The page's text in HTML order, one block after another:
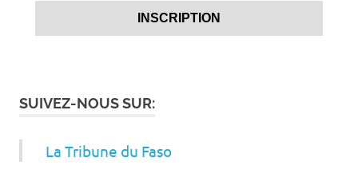
SUIVEZ-NOUS SUR:
La Tribune du Faso